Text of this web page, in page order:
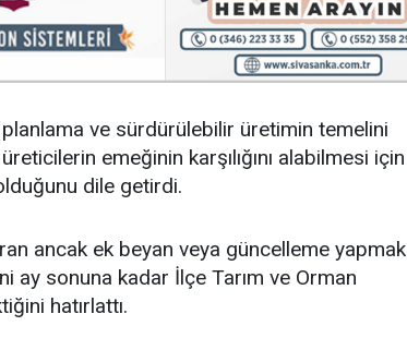
planlama ve sürdürülebilir üretimin temelini
emeğinin karşılığını alabilmesi için
dile getirdi.
ancak ek beyan veya güncelleme yapmak
ay sonuna kadar İlçe Tarım ve Orman
hatırlattı.